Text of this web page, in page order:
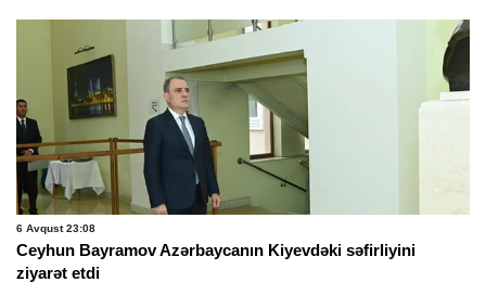
6 Avqust 23:08
Ceyhun Bayramov Azərbaycanın Kiyevdəki səfirliyini
ziyarət etdi